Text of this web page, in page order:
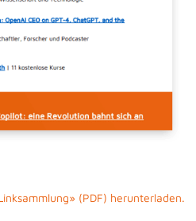
(PDF) herunterladen.